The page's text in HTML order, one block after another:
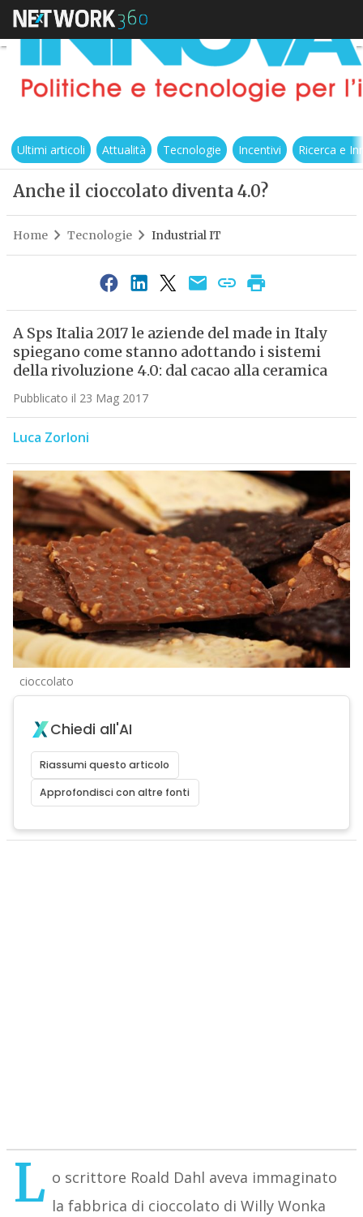
Ultimi articoli Attualità Tecnologie Incentivi Ricerca e
Anche il cioccolato diventa 4.0?
Home Tecnologie Industrial IT
A Sps Italia 2017 le aziende del made in Italy
spiegano come stanno adottando i sistemi
della rivoluzione 4.0: dal cacao alla ceramica
Pubblicato il 23 Mag 2017
Luca Zorloni
cioccolato
Chiedi all'AI
Riassumi questo articolo
Approfondisci con altre fonti
L o scrittore Roald Dahl aveva immaginato
la fabbrica di cioccolato di Willy Wonka